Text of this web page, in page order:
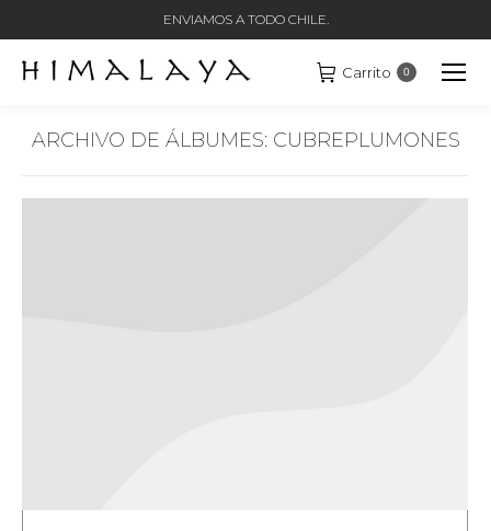
ENVIAMOS A TODO CHILE.
Carrito 0
ARCHIVO DE ÁLBUMES: CUBREPLUMONES